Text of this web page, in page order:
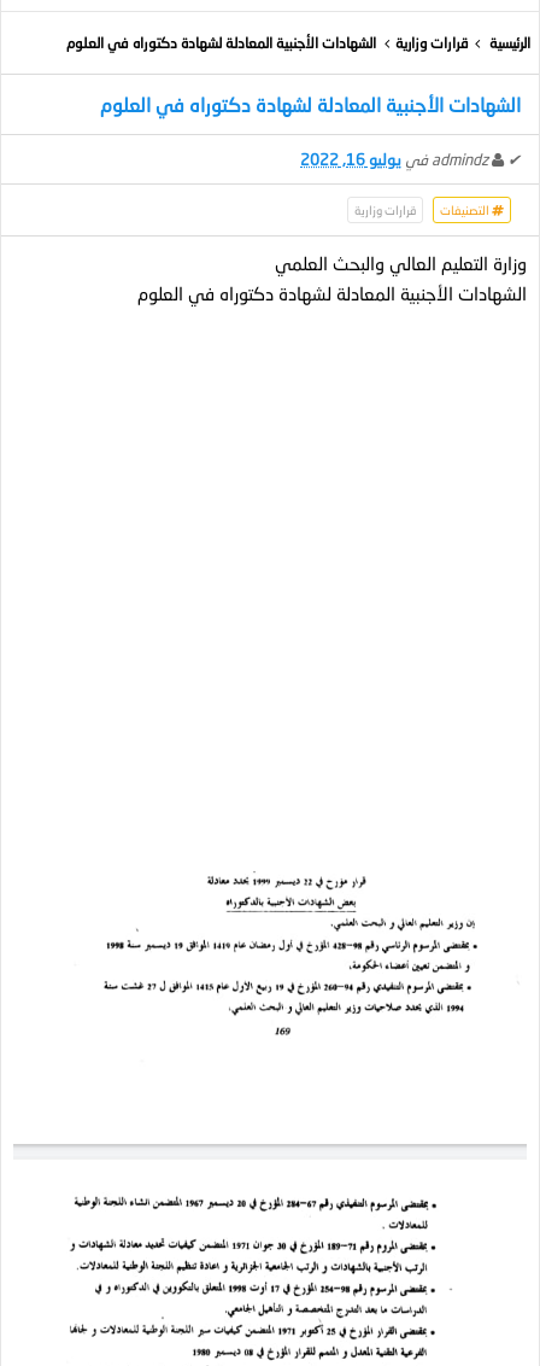
الرئيسية قرارات وزارية الشهادات الأجنبية المعادلة لشهادة دكتوراه في العلوم
الشهادات الأجنبية المعادلة لشهادة دكتوراه في العلوم
✔
admindz في يوليو 16, 2022
التصنيفات قرارات وزارية
وزارة التعليم العالي والبحث العلمي
الشهادات الأجنبية المعادلة لشهادة دكتوراه في العلوم